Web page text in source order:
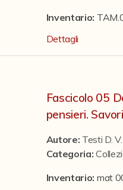
Inventario:
Dettagli
Fascicolo 05
pensieri.
Autore: Testi D. V.
Categoria:
Inventario: mat